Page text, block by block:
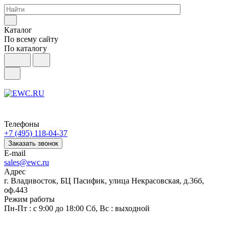
Каталог
По всему сайту
По каталогу
Телефоны
+7 (495) 118-04-37
Заказать звонок
E-mail
sales@ewc.ru
Адрес
г. Владивосток, БЦ Пасифик, улица Некрасовская, д.36б,
оф.443
Режим работы
Пн-Пт : с 9:00 до 18:00 Сб, Вс : выходной